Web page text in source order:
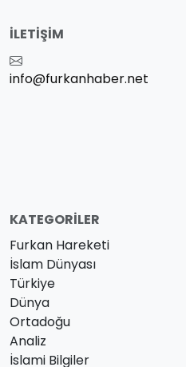
İLETIŞIM
info@furkanhaber.net
KATEGORILER
Furkan Hareketi
İslam Dünyası
Türkiye
Dünya
Ortadoğu
Analiz
İslami Bilgiler